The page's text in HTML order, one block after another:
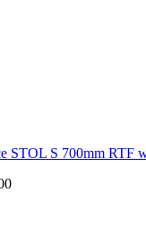
STOL S 700mm RTF